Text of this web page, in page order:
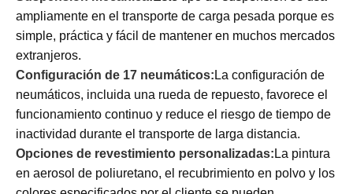
ampliamente en el transporte de carga pesada porque es
simple, práctica y fácil de mantener en muchos mercados
extranjeros.
Configuración de 17 neumáticos: La configuración de
neumáticos, incluida una rueda de repuesto, favorece el
funcionamiento continuo y reduce el riesgo de tiempo de
inactividad durante el transporte de larga distancia.
Opciones de revestimiento personalizadas: La pintura
en aerosol de poliuretano, el recubrimiento en polvo y los